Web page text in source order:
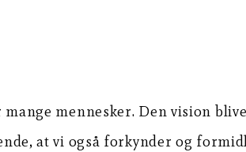
mennesker. Den vision
at vi også forkynder og